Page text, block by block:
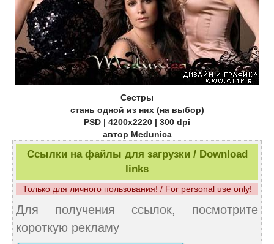
Cестры
стань одной из них (на выбор)
PSD | 4200x2220 | 300 dpi
автор Medunica
Ссылки на файлы для загрузки / Download
links
Только для личного пользования! / For personal use only!
Для получения ссылок, посмотрите
короткую рекламу